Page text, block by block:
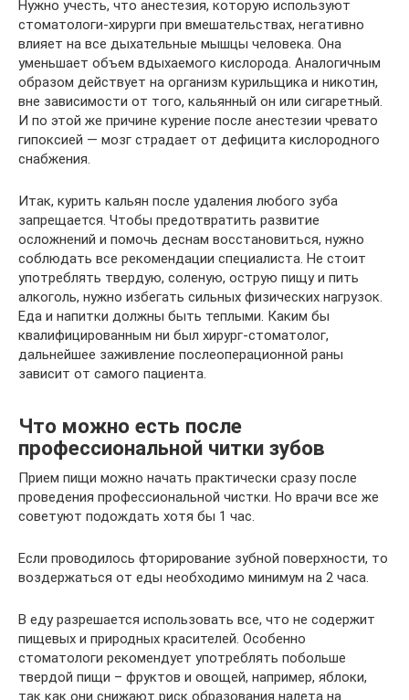
Нужно учесть, что анестезия, которую используют
стоматологи-хирурги при вмешательствах, негативно
влияет на все дыхательные мышцы человека. Она
уменьшает объем вдыхаемого кислорода. Аналогичным
образом действует на организм курильщика и никотин,
вне зависимости от того, кальянный он или сигаретный.
И по этой же причине курение после анестезии чревато
гипоксией — мозг страдает от дефицита кислородного
снабжения.
Итак, курить кальян после удаления любого зуба
запрещается. Чтобы предотвратить развитие
осложнений и помочь деснам восстановиться, нужно
соблюдать все рекомендации специалиста. Не стоит
употреблять твердую, соленую, острую пищу и пить
алкоголь, нужно избегать сильных физических нагрузок.
Еда и напитки должны быть теплыми. Каким бы
квалифицированным ни был хирург-стоматолог,
дальнейшее заживление послеоперационной раны
зависит от самого пациента.
Что можно есть после
профессиональной читки зубов
Прием пищи можно начать практически сразу после
проведения профессиональной чистки. Но врачи все же
советуют подождать хотя бы 1 час.
Если проводилось фторирование зубной поверхности, то
воздержаться от еды необходимо минимум на 2 часа.
В еду разрешается использовать все, что не содержит
пищевых и природных красителей. Особенно
стоматологи рекомендует употреблять побольше
твердой пищи – фруктов и овощей, например, яблоки,
так как они снижают риск образования налета на